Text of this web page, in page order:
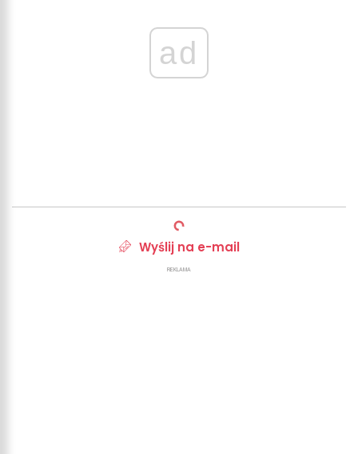
ad
Wyślij na e-mail
REKLAMA